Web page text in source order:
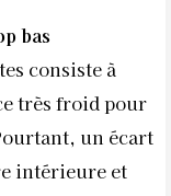
bas
consiste à
très froid pour
un écart
intérieure et